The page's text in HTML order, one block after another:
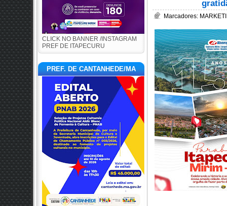
CLICK NO BANNER /INSTAGRAM
PREF DE ITAPECURU
PREF. DE CANTANHEDE/MA
Marcadores: